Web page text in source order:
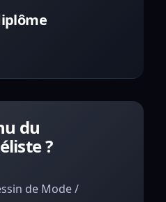
du
?
de Mode /